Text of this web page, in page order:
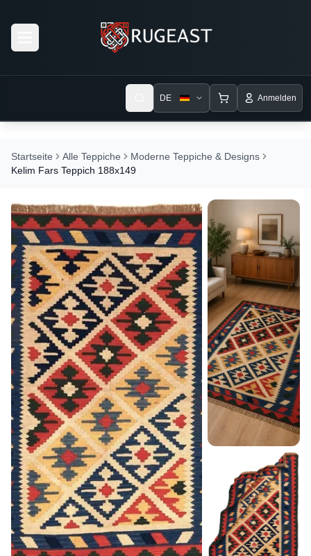
DE Anmelden
Startseite Alle Teppiche
Moderne Teppiche & Designs
Kelim Fars Teppich 188x149